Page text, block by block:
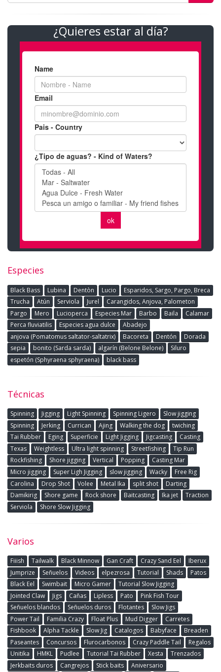
¿Quieres estar al día?
Especies
Black Bass Lubina Dentòn Lucio
Esparidos, Sargo, Pargo, Breca
Trucha
Atún Serviola Jurel
Carangidos, Anjova, Palometon
Pargo
Mero Lucioperca Especies Mar Barbo Baila
Calamar
Perca fluviatilis
Especies agua dulce
Abadejo
anjova (Pomatomus saltator-saltatrix)
Bacoreta Dentón
Dorada
sepia
bonito (Sarda sarda) algarín (Belone Belone)
Siluro
espetón (Sphyraena sphyraena)
black bass
Técnicas
Spinning Jigging Light Spinning Spinning Ligero
Slow jigging
Spinning
Jerking Currican Ajing Walking the dog
twiching
Tai Rubber
Eging Superficie Light Jigging Jigcasting
Casting
Texas
Weightless Ultra light spinning Streetfishing
Tip Run
Rockfishing
Shore jigging Vertical Popping
Casting Mar
Micro jigging
Super Ligh Jigging slow jigging Wacky
Free Rig
Carolina
Drop Shot Volee Metal Ika split shot
Darting
Damikirig
Shore game Rock shore Baitcasting Ika jet
Traction
Serviola
Shore Slow Jigging
Varios
Fiiish Tailwalk Black Minnow Gan Craft Crazy Sand Eel
Iberux
Jumprize
Señuelos Videos elpezrosa Tutorial Shads
Patos
Black Eel
Swimbait Micro Gamer
Tutorial Slow Jigging
Jointed Claw
Jigs Cañas Lipless Pato
Pink Fish Tour
Señuelos blandos
Señuelos duros Flotantes
Slow Jigs
Power Tail
Familia Crazy Float Plus Mud Digger
Carretes
Fishbook
Alpha Tackle Slow Jig Catalogos Babyface
Breaden
Paseantes
Concursos Flurocarbonos Crazy Paddle Tail
Regalos
Unitika
HMKL Pudlee Tutorial Tai Rubber Xesta
Trenzados
Jerkbaits duros
Cangrejos Stick baits
Aniversario